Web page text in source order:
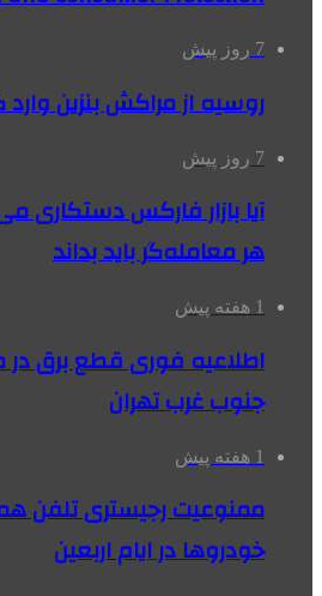
7 روز پیش
روسیه از مراکش بنزین وارد
7 روز پیش
آیا بازار فارکس
هر معامله‌گر باید بداند
1 هفته پیش
اطلاعیه فوری قطع برق در
جنوب غرب تهران
1 هفته پیش
ممنوعیت رجیستری تلفن
خودروها در ایام اربعین